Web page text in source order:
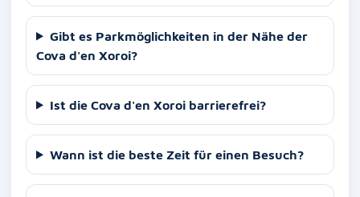
Gibt es Parkmöglichkeiten in der Nähe der
Cova d'en Xoroi?
Ist die Cova d'en Xoroi barrierefrei?
Wann ist die beste Zeit für einen Besuch?